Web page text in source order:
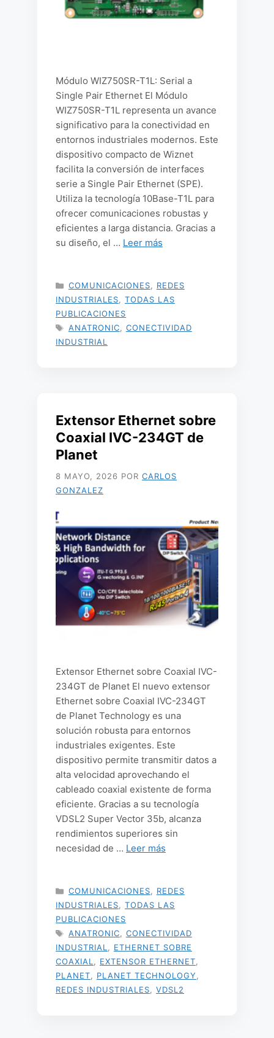
Módulo WIZ750SR-T1L: Serial a
Single Pair Ethernet El Módulo
WIZ750SR-T1L representa un avance
significativo para la conectividad en
entornos industriales modernos. Este
dispositivo compacto de Wiznet
facilita la conversión de interfaces
serie a Single Pair Ethernet (SPE).
Utiliza la tecnología 10Base-T1L para
ofrecer comunicaciones robustas y
eficientes a larga distancia. Gracias a
su diseño, el … Leer más
CATEGORÍAS
COMUNICACIONES
REDES
INDUSTRIALES
TODAS LAS
PUBLICACIONES
ETIQUETAS
ANATRONIC
CONECTIVIDAD
INDUSTRIAL
Extensor Ethernet sobre
Coaxial IVC-234GT de
Planet
8 MAYO, 2026 POR CARLOS
GONZALEZ
Extensor Ethernet sobre Coaxial IVC-
234GT de Planet El nuevo extensor
Ethernet sobre Coaxial IVC-234GT
de Planet Technology es una
solución robusta para entornos
industriales exigentes. Este
dispositivo permite transmitir datos a
alta velocidad aprovechando el
cableado coaxial existente de forma
eficiente. Gracias a su tecnología
VDSL2 Super Vector 35b, alcanza
rendimientos superiores sin
necesidad de … Leer más
CATEGORÍAS
COMUNICACIONES
REDES
INDUSTRIALES
TODAS LAS
PUBLICACIONES
ETIQUETAS
ANATRONIC
CONECTIVIDAD
INDUSTRIAL
ETHERNET SOBRE
COAXIAL
EXTENSOR ETHERNET
PLANET
PLANET TECHNOLOGY
REDES INDUSTRIALES
VDSL2